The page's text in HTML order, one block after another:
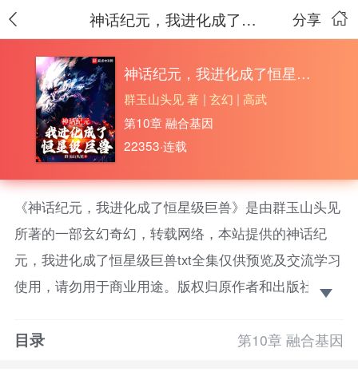
分享
神话纪元，我进化成了恒星级巨兽
神话纪元，我进化成了恒星级巨兽
群玉山头见 著 | 玄幻 | 高武
第10章 融合基因
22353·连载
《神话纪元，我进化成了恒星级巨兽》是由群玉山头见
所著的一部玄幻奇幻，转载网络，本站提供的神话纪
元，我进化成了恒星级巨兽txt全集仅供预览及交流学习
使用，请勿用于商业用途。版权归原作者和出版社所
正版！ 苍穹之上，数千米长的鲲从城市上空飞过，无
目录 第10章 融合基因